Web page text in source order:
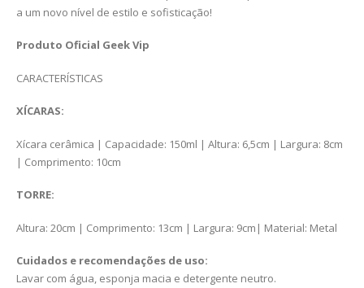
a um novo nível de estilo e sofisticação!
Produto Oficial Geek Vip
CARACTERÍSTICAS
XÍCARAS:
Xícara cerâmica | Capacidade: 150ml | Altura: 6,5cm | Largura: 8cm
| Comprimento: 10cm
TORRE:
Altura: 20cm | Comprimento: 13cm | Largura: 9cm| Material: Metal
Cuidados e recomendações de uso:
Lavar com água, esponja macia e detergente neutro.